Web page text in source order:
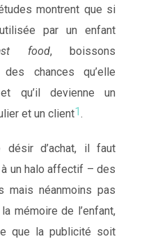
montrent que si
par un enfant
food, boissons
chances qu’elle
qu’il devienne un
et un client1.
désir d’achat, il faut
un halo affectif – des
mais néanmoins pas
mémoire de l’enfant,
que la publicité soit